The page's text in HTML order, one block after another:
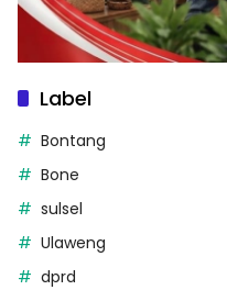
Label
Bontang
Bone
sulsel
Ulaweng
dprd